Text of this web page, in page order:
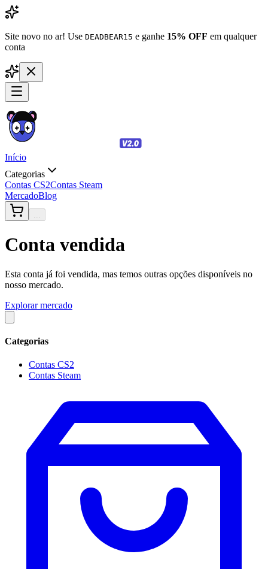
Site novo no ar! Use DEADBEAR15 e ganhe 15% OFF em qualquer
conta
Início
Categorias
Contas CS2Contas Steam
MercadoBlog
...
Conta vendida
Esta conta já foi vendida, mas temos outras opções disponíveis no
nosso mercado.
Explorar mercado
Categorias
Contas CS2
Contas Steam